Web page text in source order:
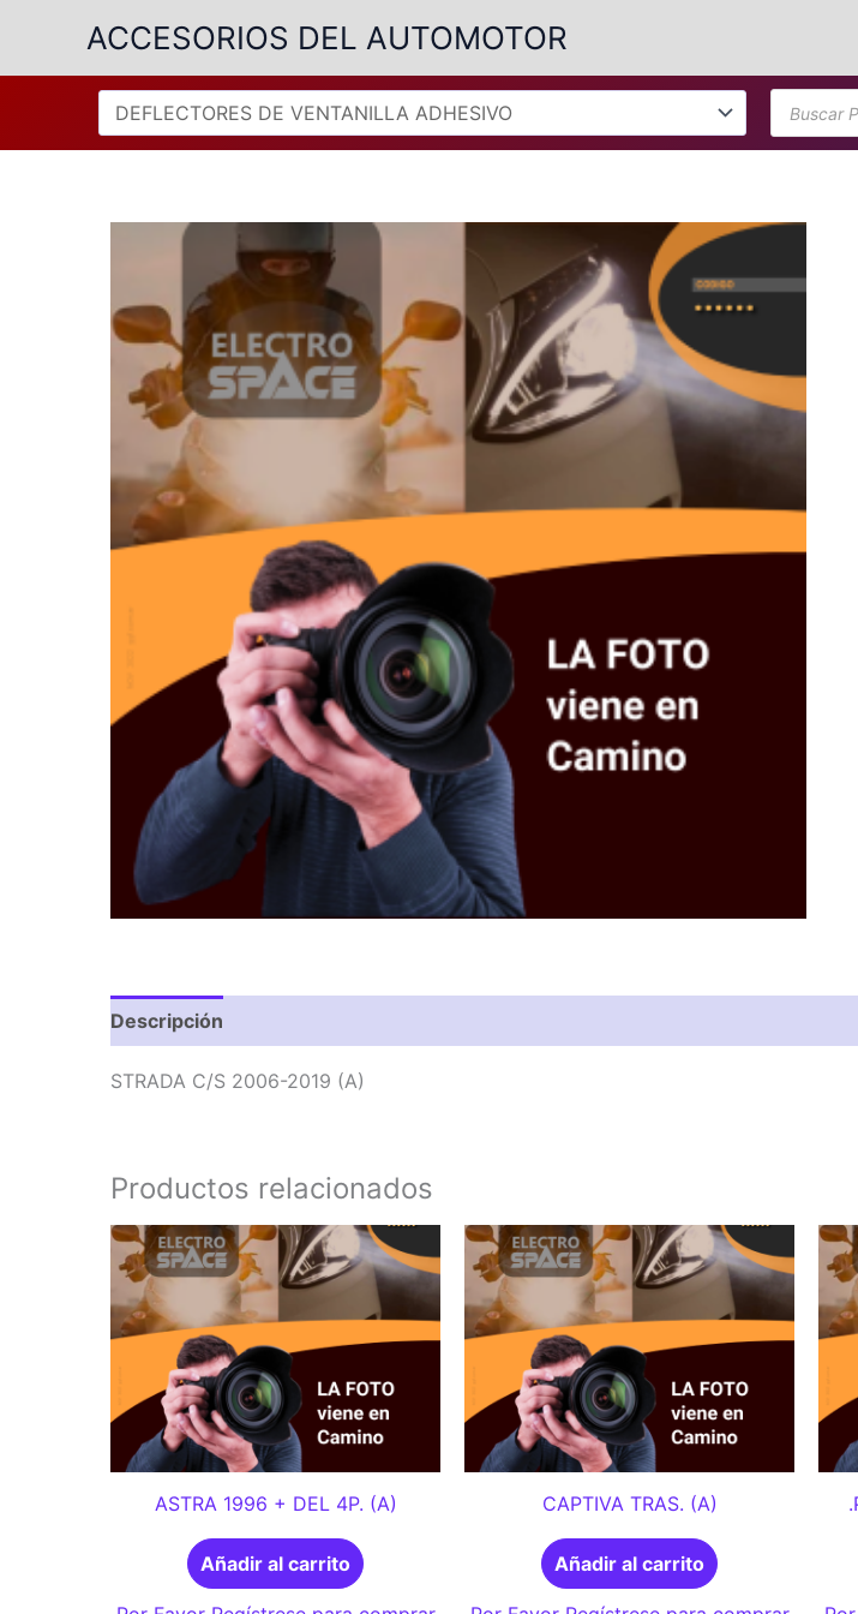
contenido
ACCESORIOS DEL AUTOMOTOR
Búsqueda
de
productos
Descripción
STRADA C/S 2006-2019 (A)
Productos relacionados
ASTRA 1996 + DEL 4P. (A)
Añadir al carrito
CAPTIVA TRAS. (A)
Añadir al carrito